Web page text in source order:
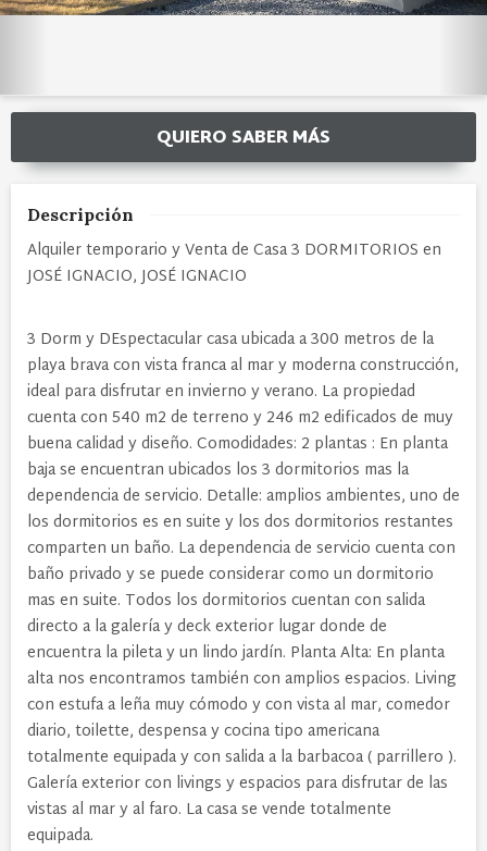
QUIERO SABER MÁS
Descripción
Alquiler temporario y Venta de Casa 3 DORMITORIOS en
JOSÉ IGNACIO, JOSÉ IGNACIO
3 Dorm y DEspectacular casa ubicada a 300 metros de la
playa brava con vista franca al mar y moderna construcción,
ideal para disfrutar en invierno y verano. La propiedad
cuenta con 540 m2 de terreno y 246 m2 edificados de muy
buena calidad y diseño. Comodidades: 2 plantas : En planta
baja se encuentran ubicados los 3 dormitorios mas la
dependencia de servicio. Detalle: amplios ambientes, uno de
los dormitorios es en suite y los dos dormitorios restantes
comparten un baño. La dependencia de servicio cuenta con
baño privado y se puede considerar como un dormitorio
mas en suite. Todos los dormitorios cuentan con salida
directo a la galería y deck exterior lugar donde de
encuentra la pileta y un lindo jardín. Planta Alta: En planta
alta nos encontramos también con amplios espacios. Living
con estufa a leña muy cómodo y con vista al mar, comedor
diario, toilette, despensa y cocina tipo americana
totalmente equipada y con salida a la barbacoa ( parrillero ).
Galería exterior con livings y espacios para disfrutar de las
vistas al mar y al faro. La casa se vende totalmente
equipada.